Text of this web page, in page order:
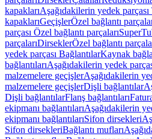
kapaklarıAşağıdakilerin yedek
kapaklarıGeçişlerÖzel bağlantı
parçası Özel bağlantı parçaları
parçalarıDirseklerÖzel bağlantı
yedek parçası BağlantılarKaynak
bağlantılarıAşağıdakilerin yedek
malzemelere geçişlerAşağıdakilerin
malzemelere geçişlerDişli bağlantılar
Dişli bağlantılarFlanş bağlantıları
ekipmanı bağlantılarıAşağıdakilerin
ekipmanı bağlantılarıSifon dirsekleri
Sifon dirsekleriBağlantı mufları